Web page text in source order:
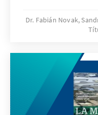
Universidad
Konrad Adenauer
Dr. Fabián Novak,